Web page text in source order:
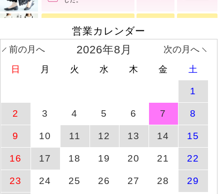
タックポケットコクーン
サロペットパンツ
8月1日(土)
ストレッチツイルセンタ
8月1日(土) 商品ページへ
重ね着風ニットパーカー
トップス
8月6日(木) 商品ページへ
レースフレアスリーブバ
ックギャザープルオーバ
商品ページへ
営業カレンダー
前の月へ 次の月へ
2026年8月
日 月 火 水 木 金 土
1
2 3 4 5 6 7 8
9 10 11 12 13 14 15
16 17 18 19 20 21 22
23 24 25 26 27 28 29